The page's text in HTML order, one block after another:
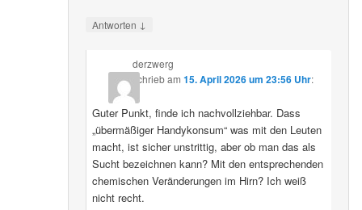
Antworten ↓
derzwerg
schriebam 15. April 2026 um 23:56 Uhr:
Guter Punkt, finde ich nachvollziehbar. Dass
„übermäßiger Handykonsum“ was mit den Leuten
macht, ist sicher unstrittig, aber ob man das als
Sucht bezeichnen kann? Mit den entsprechenden
chemischen Veränderungen im Hirn? Ich weiß
nicht recht.